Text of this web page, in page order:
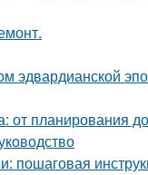
эдвардианской
от планирования
пошаговая